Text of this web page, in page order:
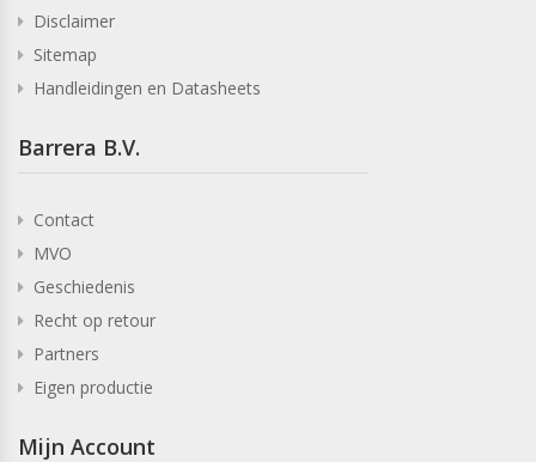
Disclaimer
Sitemap
Handleidingen en Datasheets
Barrera B.V.
Contact
MVO
Geschiedenis
Recht op retour
Partners
Eigen productie
Mijn Account